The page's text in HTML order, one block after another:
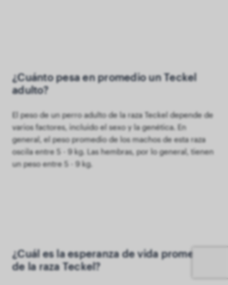
¿Cuánto pesa en promedio un Teckel
adulto?
El peso de un perro adulto de la raza Teckel depende de
varios factores, incluido el sexo y la genética. En
general, el peso promedio de los machos de esta raza
oscila entre 5 - 9 kg. Las hembras, por lo general, tienen
un peso entre 5 - 9 kg.
¿Cuál es la esperanza de vida promedio
de la raza Teckel?